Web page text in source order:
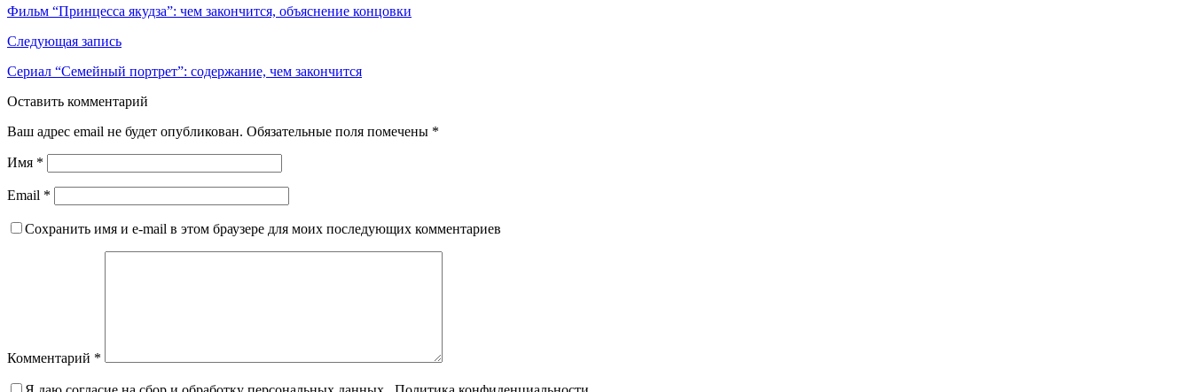
Фильм “Принцесса якудза”: чем закончится, объяснение концовки
Следующая запись
Сериал “Семейный портрет”: содержание, чем закончится
Оставить комментарий
Ваш адрес email не будет опубликован. Обязательные поля помечены *
Имя *
Email *
Сохранить имя и e-mail в этом браузере для моих последующих комментариев
Комментарий *